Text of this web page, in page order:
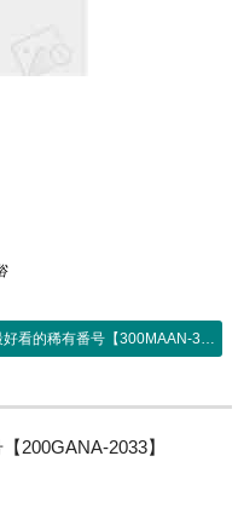
200GANA-2033】